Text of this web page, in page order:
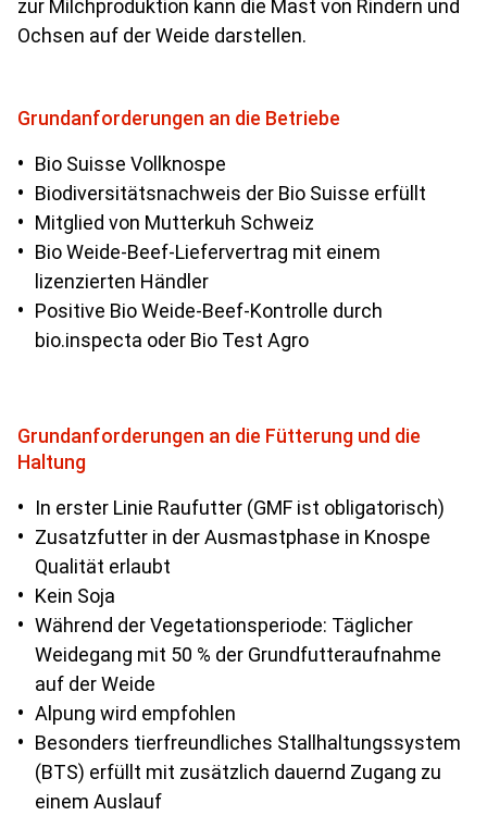
zur Milchproduktion kann die Mast von Rindern und
Ochsen auf der Weide darstellen.
Grundanforderungen an die Betriebe
Bio Suisse Vollknospe
Biodiversitätsnachweis der Bio Suisse erfüllt
Mitglied von Mutterkuh Schweiz
Bio Weide-Beef-Liefervertrag mit einem
lizenzierten Händler
Positive Bio Weide-Beef-Kontrolle durch
bio.inspecta oder Bio Test Agro
Grundanforderungen an die Fütterung und die
Haltung
In erster Linie Raufutter (GMF ist obligatorisch)
Zusatzfutter in der Ausmastphase in Knospe
Qualität erlaubt
Kein Soja
Während der Vegetationsperiode: Täglicher
Weidegang mit 50 % der Grundfutteraufnahme
auf der Weide
Alpung wird empfohlen
Besonders tierfreundliches Stallhaltungssystem
(BTS) erfüllt mit zusätzlich dauernd Zugang zu
einem Auslauf